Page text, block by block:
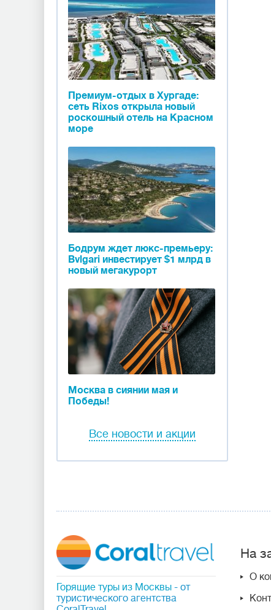
Премиум-отдых в Хургаде:
сеть Rixos открыла новый
роскошный отель на Красном
море
Бодрум ждет люкс-премьеру:
Bvlgari инвестирует $1 млрд в
новый мегакурорт
Москва в сиянии мая и
Победы!
Все новости и акции
Горящие туры из Москвы - от
туристического агентства
На
О